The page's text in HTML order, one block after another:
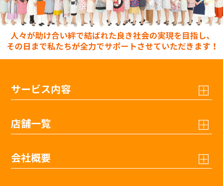
サービス内容
店舗一覧
会社概要